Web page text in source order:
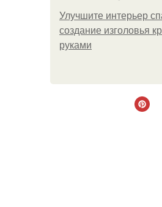
Улучшите интерьер
создание изголовья
руками